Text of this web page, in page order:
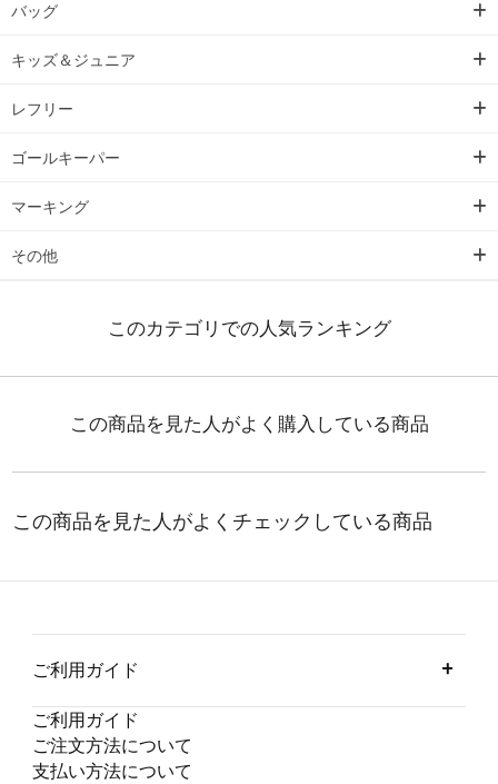
バッグ
キッズ＆ジュニア
レフリー
ゴールキーパー
マーキング
その他
ご利用ガイド
ご利用ガイド
ご注文方法について
支払い方法について